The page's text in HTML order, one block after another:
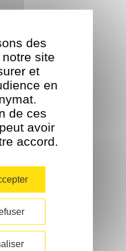
d'achat.
des
site
et
en
de ces
avoir
accord.​